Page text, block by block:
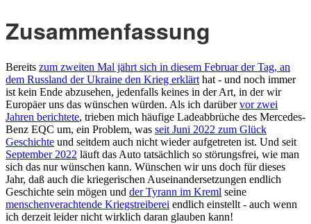
Zusammenfassung
Bereits zum zweiten Mal jährt sich in diesem Februar der Tag, an
dem Russland der Ukraine den Krieg erklärt hat - und noch immer
ist kein Ende abzusehen, jedenfalls keines in der Art, in der wir
Europäer uns das wünschen würden. Als ich darübervor zwei
Jahren berichtete, trieben mich häufige Ladeabbrüche des Mercedes-
Benz EQC um, ein Problem, was seit Juni 2022 zum Glück
Geschichte und seitdem auch nicht wieder aufgetreten ist. Und seit
September 2022 läuft das Auto tatsächlich so störungsfrei, wie man
sich das nur wünschen kann. Wünschen wir uns doch für dieses
Jahr, daß auch die kriegerischen Auseinandersetzungen endlich
Geschichte sein mögen und der Tyrann im Kreml seine
menschenverachtende Kriegstreiberei endlich einstellt - auch wenn
ich derzeit leider nicht wirklich daran glauben kann!